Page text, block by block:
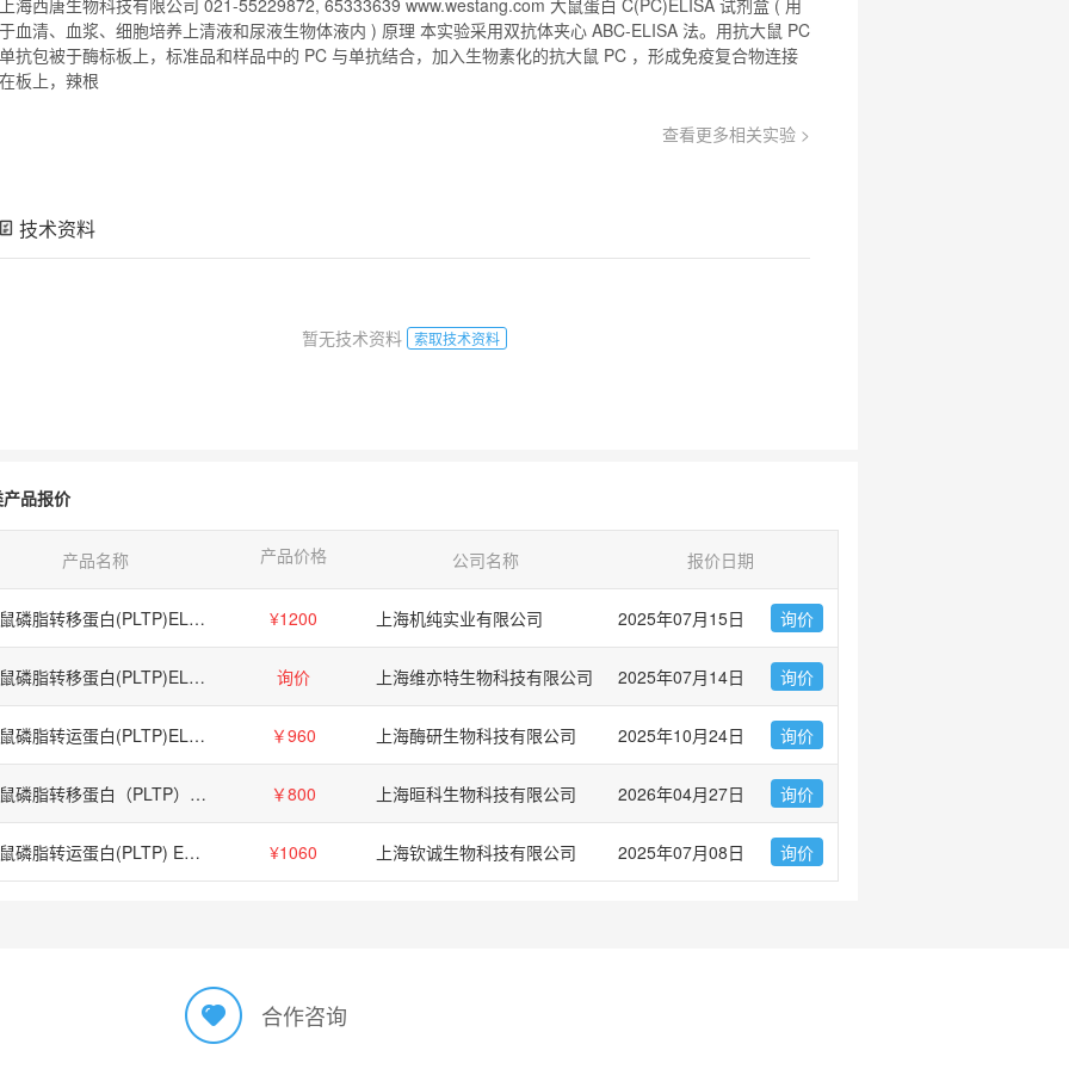
于血清、血浆、细胞培养上清液和尿液生物体液内 ) 原理 本实验采用双抗体夹心 ABC-ELISA 法。用抗大鼠 PC
单抗包被于酶标板上，标准品和样品中的 PC 与单抗结合，加入生物素化的抗大鼠 PC ，形成免疫复合物连接
在板上，辣根
查看更多相关实验 >
技术资料
暂无技术资料 索取技术资料
品报价
产品名称 产品价格 公司名称 报价日期
大鼠磷脂转移蛋白(PLTP)ELISA试剂盒 ¥1200 上海机纯实业有限公司 2025年07月15日 询价
大鼠磷脂转移蛋白(PLTP)ELISA科研试剂盒 询价 上海维亦特生物科技有限公司 2025年07月14日 询价
大鼠磷脂转运蛋白(PLTP)ELISA试剂盒/大鼠磷脂转运蛋白(PLTP)ELISA试剂盒 ￥960 上海酶研生物科技有限公司 2025年10月24日 询价
大鼠磷脂转移蛋白（PLTP）ELISA检测试剂盒 ￥800 上海晅科生物科技有限公司 2026年04月27日 询价
大鼠磷脂转运蛋白(PLTP) ELISA 试剂盒 ¥1060 上海钦诚生物科技有限公司 2025年07月08日 询价
合作咨询